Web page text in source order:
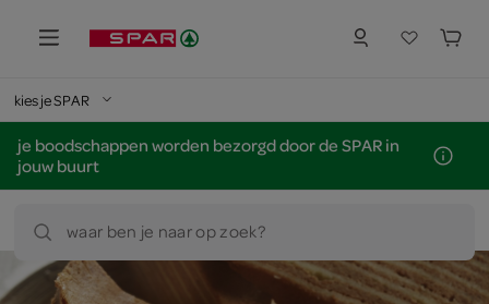
kies je SPAR
je boodschappen worden bezorgd door de SPAR in
jouw buurt
waar ben je naar op zoek?